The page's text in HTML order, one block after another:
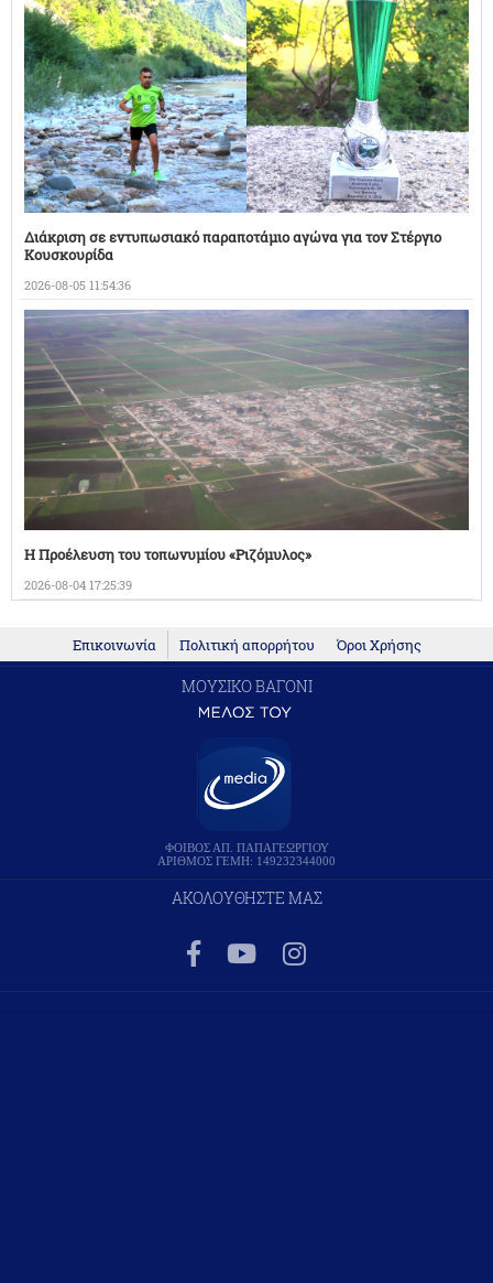
Διάκριση σε εντυπωσιακό παραποτάμιο αγώνα για τον Στέργιο
Κουσκουρίδα
2026-08-05 11:54:36
Η Προέλευση του τοπωνυμίου «Ριζόμυλος»
2026-08-04 17:25:39
Επικοινωνία Πολιτική απορρήτου Όροι Χρήσης
ΜΟΥΣΙΚΟ ΒΑΓΟΝΙ
ΦΟΙΒΟΣ ΑΠ. ΠΑΠΑΓΕΩΡΓΙΟΥ
ΑΡΙΘΜΟΣ ΓΕΜΗ: 149232344000
ΑΚΟΛΟΥΘΗΣΤΕ ΜΑΣ